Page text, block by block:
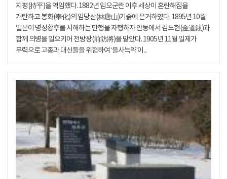
지평(持平)을 역임했다. 1882년 임오군란 이후 세상이 혼란해짐을
개탄하고 봉화(奉化)의 임당산(林唐山)기슭에 은거하였다. 1895년 10월
일본이 명성황후를 시해하는 만행을 자행하자 안동에서 김도현(金道鉉)과
함께 의병을 일으키어 전방장(前防將)을 맡았다. 1905년 11월 일제가
무력으로 고종과 대신들을 위협하여 ‘을사늑약’이...